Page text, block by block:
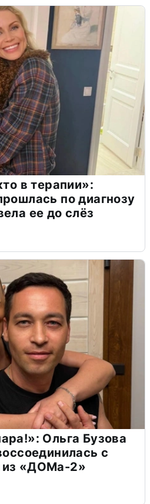
в терапии»:
по диагнозу
ее до слёз
Ольга Бузова
с
«ДОМа-2»